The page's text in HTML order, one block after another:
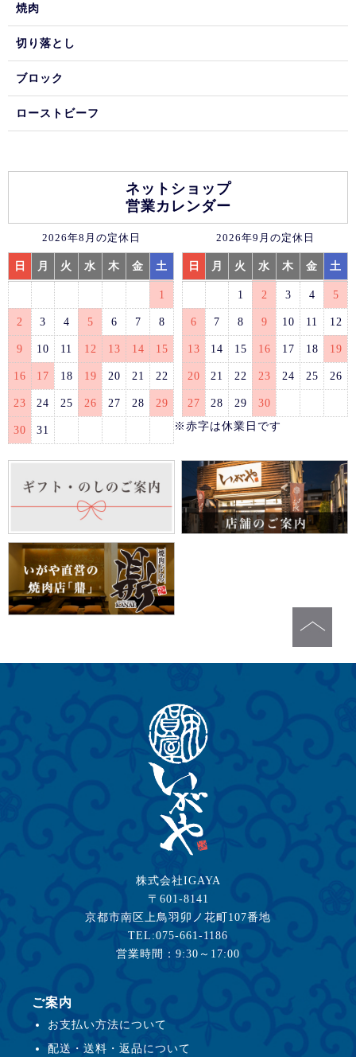
焼肉
切り落とし
ブロック
ローストビーフ
ネットショップ
営業カレンダー
2026年8月の定休日
日 月 火 水 木 金 土
1
2 3 4 5 6 7 8
9 10 11 12 13 14 15
16 17 18 19 20 21 22
23 24 25 26 27 28 29
30 31
2026年9月の定休日
日 月 火 水 木 金 土
1 2 3 4 5
6 7 8 9 10 11 12
13 14 15 16 17 18 19
20 21 22 23 24 25 26
27 28 29
30
※赤字は休業日です
株式会社IGAYA
〒601-8141
京都市南区上鳥羽卯ノ花町107番地
TEL:075-661-1186
営業時間：9:30～17:00
ご案内
お支払い方法について
配送・送料・返品について